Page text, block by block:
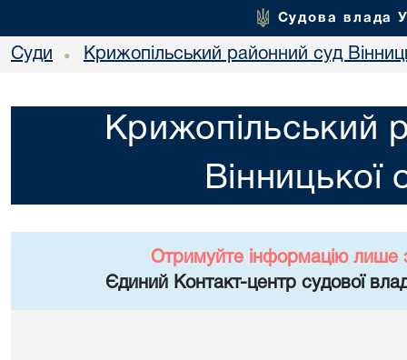
Судова влада
Суди • Крижопільський районний суд
Крижопільський
Вінницької
Отримуйте інформацію лише
Єдиний Контакт-центр судової